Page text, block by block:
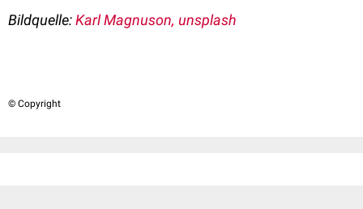
Bildquelle:Karl Magnuson, unsplash
© Copyright